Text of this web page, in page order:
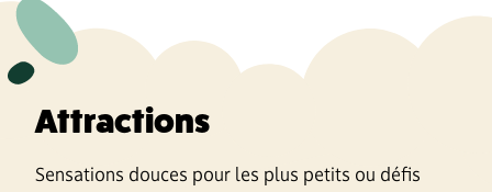
Attractions
Sensations douces pour les plus petits ou défis